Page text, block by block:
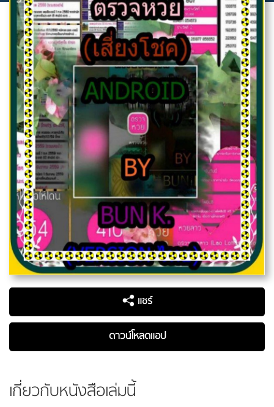
แชร์
ดาวน์โหลดแอป
เกี่ยวกับหนังสือเล่มนี้